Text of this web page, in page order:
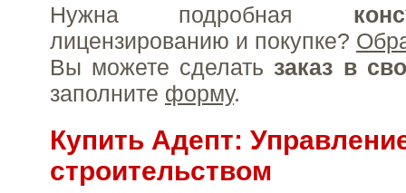
Нужна подробная
лицензированию и покупке?
Вы можете сделать заказ в
заполните форму.
Купить Адепт:
строительством